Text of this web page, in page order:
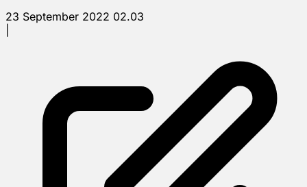
23 September 2022 02.03